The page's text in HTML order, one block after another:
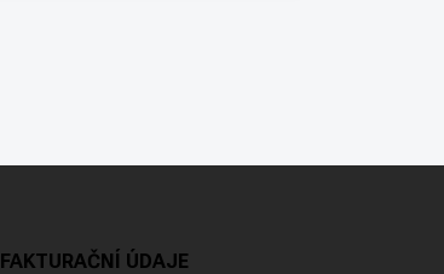
FAKTURAČNÍ ÚDAJE